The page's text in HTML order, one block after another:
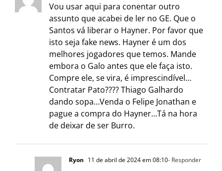
Vou usar aqui para conentar outro
assunto que acabei de ler no GE. Que o
Santos vá liberar o Hayner. Por favor que
isto seja fake news. Hayner é um dos
melhores jogadores que temos. Mande
embora o Galo antes que ele faça isto.
Compre ele, se vira, é imprescindível…
Contratar Pato???? Thiago Galhardo
dando sopa…Venda o Felipe Jonathan e
pague a compra do Hayner…Tá na hora
de deixar de ser Burro.
Ryon 11 de abril de 2024 em 08:10- Responder